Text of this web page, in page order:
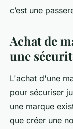
c’est une
Achat de
une
L'achat d'une
pour sécuriser
une marque
que créer une